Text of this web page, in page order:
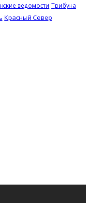
ведомости Трибуна
Красный Север